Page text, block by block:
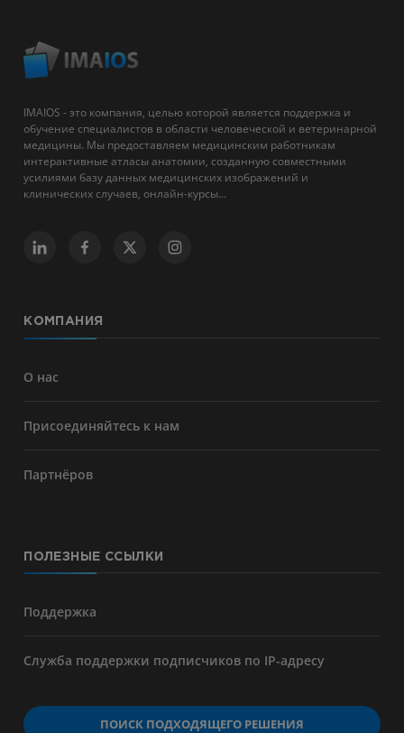
IMAIOS - это компания, целью которой является поддержка и
обучение специалистов в области человеческой и ветеринарной
медицины. Мы предоставляем медицинским работникам
интерактивные атласы анатомии, созданную совместными
усилиями базу данных медицинских изображений и
клинических случаев, онлайн-курсы...
КОМПАНИЯ
О нас
Присоединяйтесь к нам
Партнёров
ПОЛЕЗНЫЕ ССЫЛКИ
Поддержка
Служба поддержки подписчиков по IP-адресу
ПОИСК ПОДХОДЯЩЕГО РЕШЕНИЯ